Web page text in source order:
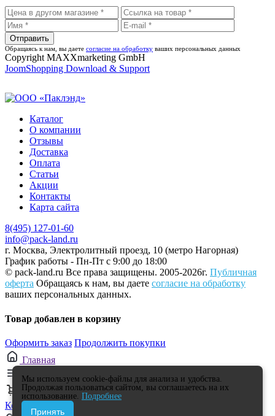
Обращаясь к нам, вы даете согласие на обработку ваших персональных данных
Copyright MAXXmarketing GmbH
JoomShopping Download & Support
Каталог
О компании
Отзывы
Доставка
Оплата
Статьи
Акции
Контакты
Карта сайта
8(495) 127-01-60
info@pack-land.ru
г. Москва, Электролитный проезд, 10 (метро Нагорная)
График работы - Пн-Пт с 9:00 до 18:00
© pack-land.ru Все права защищены. 2005-2026г. Публичная
оферта Обращаясь к нам, вы даете согласие на обработку
ваших персональных данных.
Товар добавлен в корзину
Оформить заказ Продолжить покупки
Главная
Каталог
0
Корзина
Мы используем cookie-файлы для анализа и удобства.
Продолжая пользоваться сайтом, вы соглашаетесь на их
использование. Подробнее
Принять